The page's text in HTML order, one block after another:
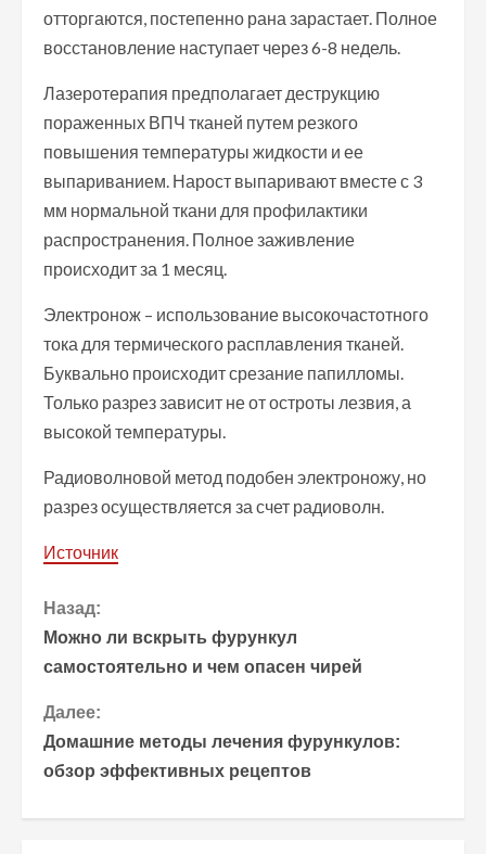
отторгаются, постепенно рана зарастает. Полное
восстановление наступает через 6-8 недель.
Лазеротерапия предполагает деструкцию
пораженных ВПЧ тканей путем резкого
повышения температуры жидкости и ее
выпариванием. Нарост выпаривают вместе с 3
мм нормальной ткани для профилактики
распространения. Полное заживление
происходит за 1 месяц.
Электронож – использование высокочастотного
тока для термического расплавления тканей.
Буквально происходит срезание папилломы.
Только разрез зависит не от остроты лезвия, а
высокой температуры.
Радиоволновой метод подобен электроножу, но
разрез осуществляется за счет радиоволн.
Источник
П
р
о
д
Назад:
Можно ли вскрыть фурункул
самостоятельно и чем опасен чирей
Далее:
Домашние методы лечения фурункулов:
обзор эффективных рецептов